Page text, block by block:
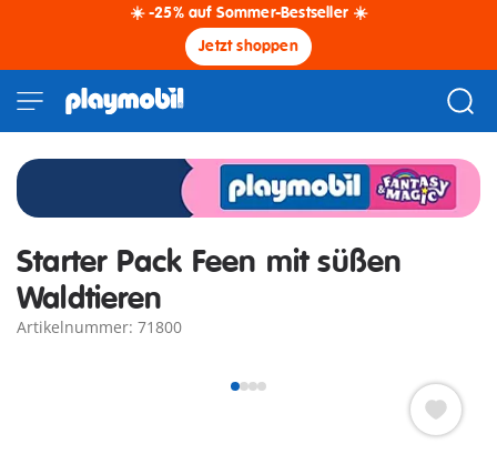
☀️ -25% auf Sommer-Bestseller ☀️
Jetzt shoppen
Starter Pack Feen mit süßen
Waldtieren
Artikelnummer: 71800